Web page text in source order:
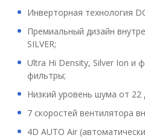
Инверторная технология
Премиальный дизайн
SILVER;
Ultra Hi Density, Silver Ion и
фильтры;
Низкий уровень шума от 22
7 скоростей вентилятора
4D AUTO Air